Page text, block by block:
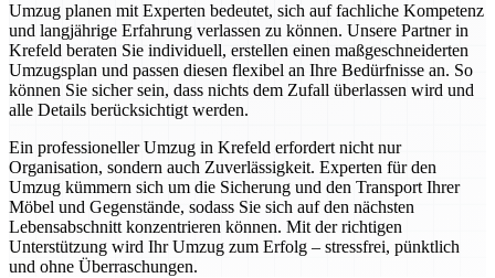
Umzug planen mit Experten bedeutet, sich auf fachliche Kompetenz
und langjährige Erfahrung verlassen zu können. Unsere Partner in
Krefeld beraten Sie individuell, erstellen einen maßgeschneiderten
Umzugsplan und passen diesen flexibel an Ihre Bedürfnisse an. So
können Sie sicher sein, dass nichts dem Zufall überlassen wird und
alle Details berücksichtigt werden.
Ein professioneller Umzug in Krefeld erfordert nicht nur
Organisation, sondern auch Zuverlässigkeit. Experten für den
Umzug kümmern sich um die Sicherung und den Transport Ihrer
Möbel und Gegenstände, sodass Sie sich auf den nächsten
Lebensabschnitt konzentrieren können. Mit der richtigen
Unterstützung wird Ihr Umzug zum Erfolg – stressfrei, pünktlich
und ohne Überraschungen.